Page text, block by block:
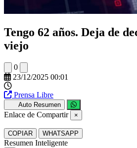
Tengo 62 años. Deja de
viejo
0
23/12/2025 00:01
Prensa Libre
Auto Resumen
Enlace de Compartir ×
COPIAR WHATSAPP
Resumen Inteligente